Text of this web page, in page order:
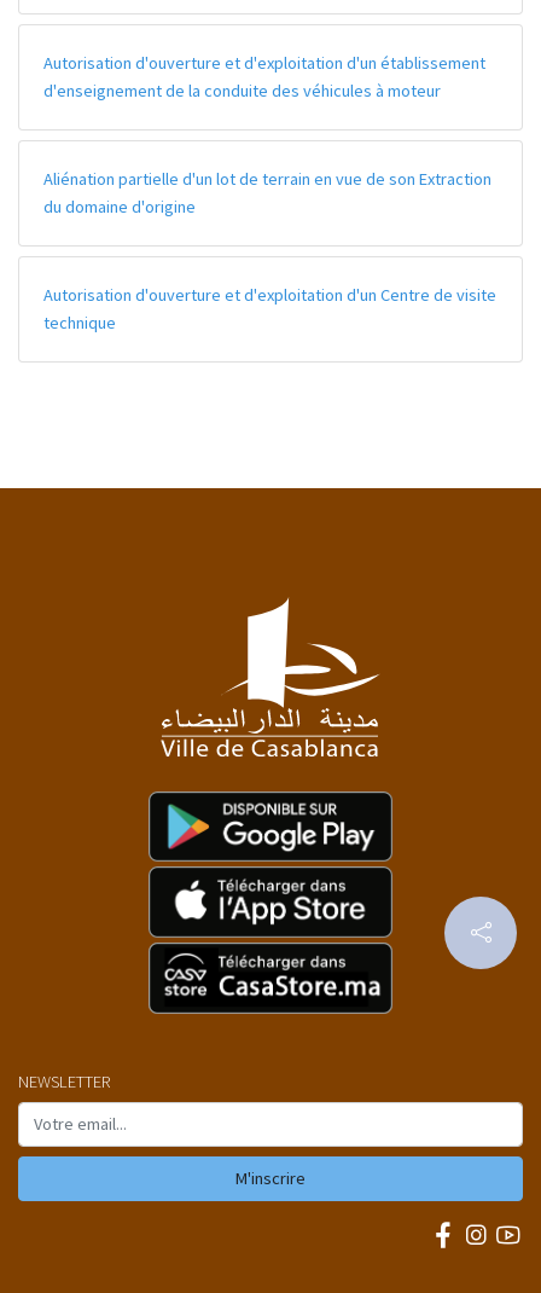
Autorisation d'ouverture et d'exploitation d'un établissement
d'enseignement de la conduite des véhicules à moteur
Aliénation partielle d'un lot de terrain en vue de son Extraction
du domaine d'origine
Autorisation d'ouverture et d'exploitation d'un Centre de visite
technique
NEWSLETTER
M'inscrire